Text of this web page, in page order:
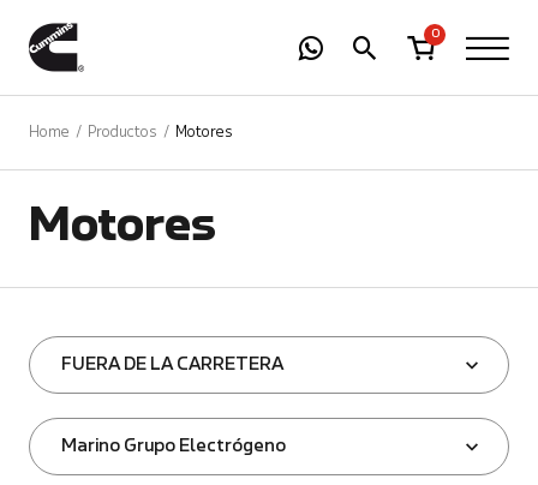
0
Home Productos Motores
Motores
FUERA DE LA CARRETERA
Marino Grupo Electrógeno